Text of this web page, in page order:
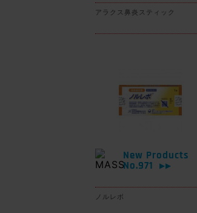
アラクス鼻炎スティック
New Products
No.971
▶▶
ノルレボ